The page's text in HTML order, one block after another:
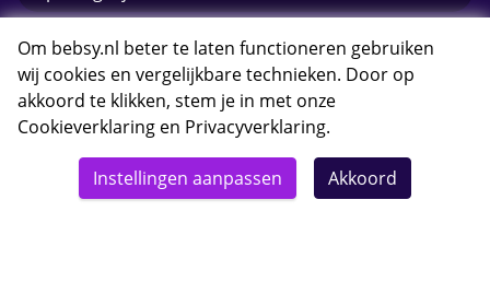
E-mail Bebsy.nl
© 2026 Bebsy.nl
Om bebsy.nl beter te laten functioneren gebruiken
wij cookies en vergelijkbare technieken. Door op
akkoord te klikken, stem je in met onze
Cookieverklaring en Privacyverklaring.
Instellingen aanpassen Akkoord